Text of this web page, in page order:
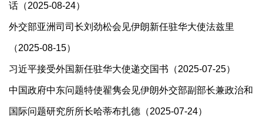
话（2025-08-24）
外交部亚洲司司长刘劲松会见伊朗新任驻华大使法兹里
（2025-08-15）
习近平接受外国新任驻华大使递交国书（2025-07-25）
中国政府中东问题特使翟隽会见伊朗外交部副部长兼政治和
国际问题研究所所长哈蒂布扎德（2025-07-24）